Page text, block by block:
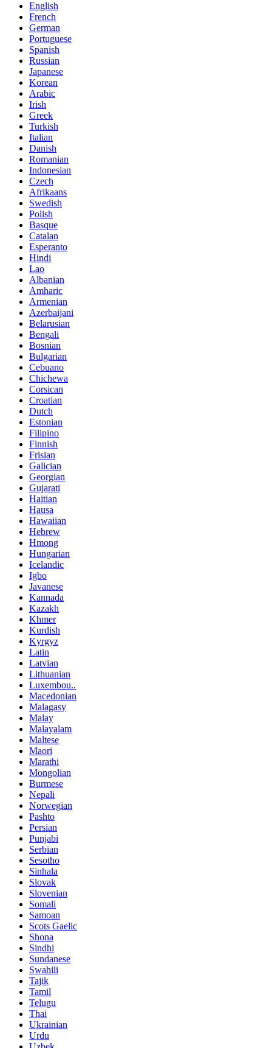
English
French
German
Portuguese
Spanish
Russian
Japanese
Korean
Arabic
Irish
Greek
Turkish
Italian
Danish
Romanian
Indonesian
Czech
Afrikaans
Swedish
Polish
Basque
Catalan
Esperanto
Hindi
Lao
Albanian
Amharic
Armenian
Azerbaijani
Belarusian
Bengali
Bosnian
Bulgarian
Cebuano
Chichewa
Corsican
Croatian
Dutch
Estonian
Filipino
Finnish
Frisian
Galician
Georgian
Gujarati
Haitian
Hausa
Hawaiian
Hebrew
Hmong
Hungarian
Icelandic
Igbo
Javanese
Kannada
Kazakh
Khmer
Kurdish
Kyrgyz
Latin
Latvian
Lithuanian
Luxembou..
Macedonian
Malagasy
Malay
Malayalam
Maltese
Maori
Marathi
Mongolian
Burmese
Nepali
Norwegian
Pashto
Persian
Punjabi
Serbian
Sesotho
Sinhala
Slovak
Slovenian
Somali
Samoan
Scots Gaelic
Shona
Sindhi
Sundanese
Swahili
Tajik
Tamil
Telugu
Thai
Ukrainian
Urdu